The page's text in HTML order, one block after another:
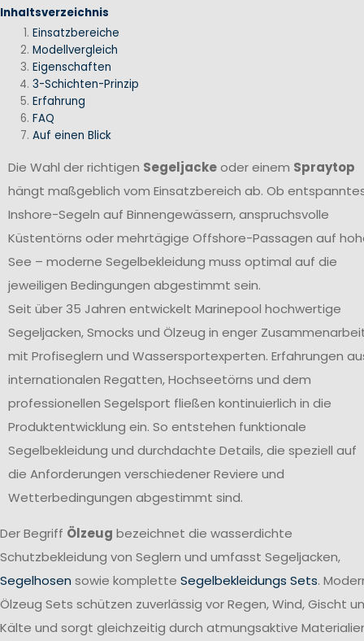
Inhaltsverzeichnis
Einsatzbereiche
Modellvergleich
Eigenschaften
3-Schichten-Prinzip
Erfahrung
FAQ
Auf einen Blick
Die Wahl der richtigen Segeljackeoder einem Spraytop
hängt maßgeblich vom Einsatzbereich ab. Ob
Inshore-Segeln auf Binnengewässern, anspruchsvolle
Küstentörns oder mehrtägige Offshore-Passagen auf
See – moderne Segelbekleidung muss optimal auf die
jeweiligen Bedingungen abgestimmt sein.
Seit über 35 Jahren entwickelt Marinepool hochwertige
Segeljacken, Smocks und Ölzeug in enger
mit Profiseglern und Wassersportexperten. Erfahrungen
internationalen Regatten, Hochseetörns und dem
professionellen Segelsport fließen kontinuierlich in die
Produktentwicklung ein. So entstehen funktionale
Segelbekleidung und durchdachte Details, die speziell auf
die Anforderungen verschiedener Reviere und
Wetterbedingungen abgestimmt sind.
Der Begriff Ölzeug bezeichnet die wasserdichte
Schutzbekleidung von Seglern und umfasst Segeljacken,
Segelhosen sowie komplette Segelbekleidungs Sets.
Ölzeug Sets schützen zuverlässig vor Regen, Wind, Gischt
Kälte und sorgt gleichzeitig durch atmungsaktive